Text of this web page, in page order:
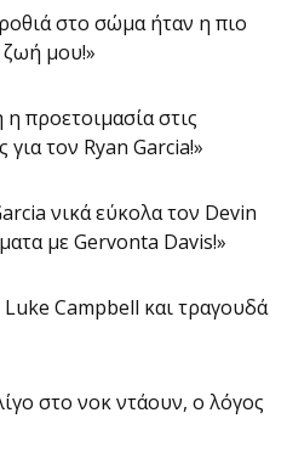
στο σώμα ήταν η πιο
μου!»
προετοιμασία στις
για τον Ryan Garcia!»
νικά εύκολα τον Devin
με Gervonta Davis!»
Luke Campbell και τραγουδά
στο νοκ ντάουν, ο λόγος